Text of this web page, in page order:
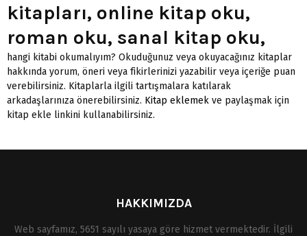
kitapları, online kitap oku,
roman oku, sanal kitap oku,
hangi kitabi okumalıyım? Okuduğunuz veya okuyacağınız kitaplar
hakkında yorum, öneri veya fikirlerinizi yazabilir veya içeriğe puan
verebilirsiniz. Kitaplarla ilgili tartışmalara katılarak
arkadaşlarınıza önerebilirsiniz. Kitap eklemek ve paylaşmak için
kitap ekle linkini kullanabilirsiniz.
HAKKIMIZDA
Web sayfamız, 5651 sayılı yasaya göre hizmet vermektedir. İlgili